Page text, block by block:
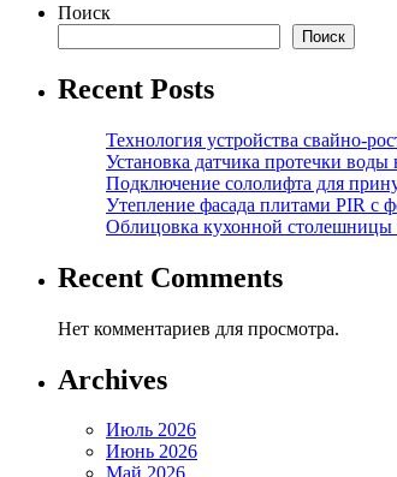
Поиск
Поиск
Recent Posts
Технология устройства свайно-
Установка датчика протечки
Подключение сололифта для
Утепление фасада плитами PIR с
Облицовка кухонной
Recent Comments
Нет комментариев для просмотра.
Archives
Июль 2026
Июнь 2026